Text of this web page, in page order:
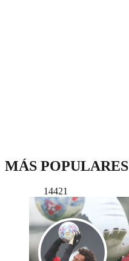
MÁS POPULARES
14421